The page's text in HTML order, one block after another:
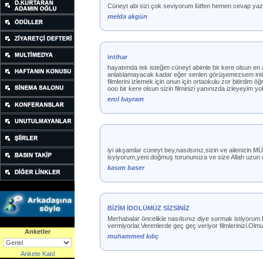
Anketler
Ankete Katıl
Cüneyt abi sizi çok seviyorum lütfen hemen cevap
melda akgün
intihar
hayatımda tek isteğim cüneyt abimle bir kere olsun
anlatılamayacak kadar eğer senlen görüşemezsem
filmlerini izlemek için onun için ortaokulu zor bitirdim
ooo bir kere olsun sizin filminizi yanınızda izleyeyim
erol bayram
iyi akşamlar cüneyt bey,nasılsınız,sizin ve ailenizin
isyiyorum,yeni doğmuş torununuza ve size Allah uzun
kasım baser
BİZİM İDOLÜMÜZ SİZSİNİZ
Merhabalar öncelikle nasılsınız diye sormak
vermiyorlar.Verenlerde geç geç veriyor
muhammed kılıç